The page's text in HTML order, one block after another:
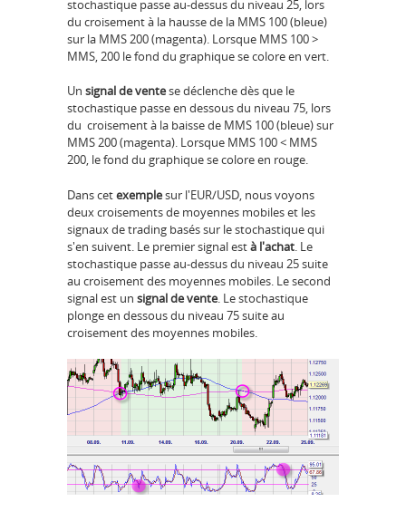
stochastique passe au-dessus du niveau 25, lors
du croisement à la hausse de la MMS 100 (bleue)
sur la MMS 200 (magenta). Lorsque MMS 100 >
MMS, 200 le fond du graphique se colore en vert.
Un signal de ventese déclenche dès que le
stochastique passe en dessous du niveau 75, lors
du croisement à la baisse de MMS 100 (bleue) sur
MMS 200 (magenta). Lorsque MMS 100 < MMS
200, le fond du graphique se colore en rouge.
Dans cetexemplesur l'EUR/USD, nous voyons
deux croisements de moyennes mobiles et les
signaux de trading basés sur le stochastique qui
s'en suivent. Le premier signal està l'achat. Le
stochastique passe au-dessus du niveau 25 suite
au croisement des moyennes mobiles. Le second
signal est un signal de vente. Le stochastique
plonge en dessous du niveau 75 suite au
croisement des moyennes mobiles.